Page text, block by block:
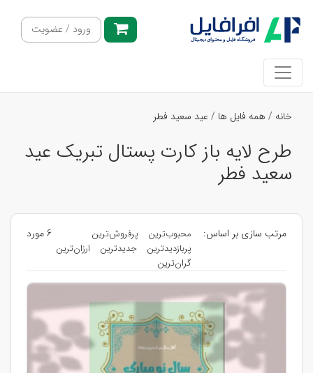
ورود / عضویت
خانه / همه فایل ها / عید سعید فطر
طرح لایه باز کارت پستال تبریک عید
سعید فطر
مرتب سازی بر اساس: محبوب‌ترین
پرفروش‌ترین
پربازدیدترین
جدیدترین
ارزان‌ترین
گران‌ترین
6 مورد